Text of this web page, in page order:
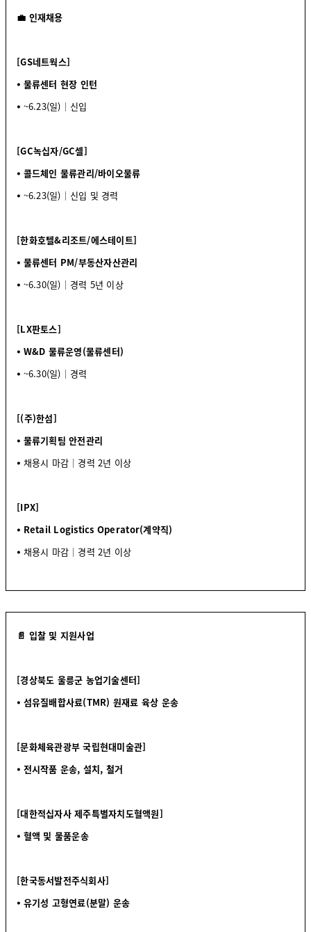
💼 인재채용
[GS네트웍스]
⦁ 물류센터 현장 인턴
⦁ ~6.23(일)│신입
[GC녹십자/GC셀]
⦁ 콜드체인 물류관리/바이오물류
⦁ ~6.23(일)│신입 및 경력
[한화호텔&리조트/에스테이트]
⦁ 물류센터 PM/부동산자산관리
⦁ ~6.30(일)│경력 5년 이상
[LX판토스]
⦁ W&D 물류운영(물류센터)
⦁ ~6.30(일)│경력
[(주)한섬]
⦁ 물류기획팀 안전관리
⦁ 채용시 마감│경력 2년 이상
[IPX]
⦁ Retail Logistics Operator(계약직)
⦁ 채용시 마감│경력 2년 이상
📄 입찰 및 지원사업
[경상북도 울릉군 농업기술센터]
⦁ 섬유질배합사료(TMR) 원재료 육상 운송
[문화체육관광부 국립현대미술관]
⦁ 전시작품 운송, 설치, 철거
[대한적십자사 제주특별자치도혈액원]
⦁ 혈액 및 물품운송
[한국동서발전주식회사]
⦁ 유기성 고형연료(분말) 운송